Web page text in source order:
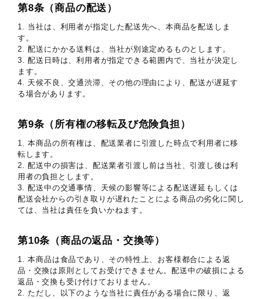
第8条（商品の配送）
1. 当社は、利用者が指定した配送先へ、本商品を配送しま
す。
2. 配送にかかる送料は、当社が別途定めるものとします。
3. 配送日時は、利用者が指定できる範囲内で、当社が決定し
ます。
4. 天候不良、交通渋滞、その他の理由により、配送が遅延す
る場合があります。
第9条（所有権の移転及び危険負担）
1. 本商品の所有権は、配送業者に引渡した時点で利用者に移
転します。
2. 配送中の損害は、配送業者引渡し前は当社、引渡し後は利
用者の負担とします。
3. 配送中の交通事情、天候の影響等による配送遅延もしくは
配送会社からの引き取りが遅れたことによる商品の劣化に関し
ては、当社は責任を負いかねます。
第10条（商品の返品・交換等）
1. 本商品は食品であり、その特性上、お客様都合による返
品・交換は原則としてお受けできません。配送中の破損による
返品・交換も受け付けておりません。
2. ただし、以下のような当社に責任がある場合に限り、返